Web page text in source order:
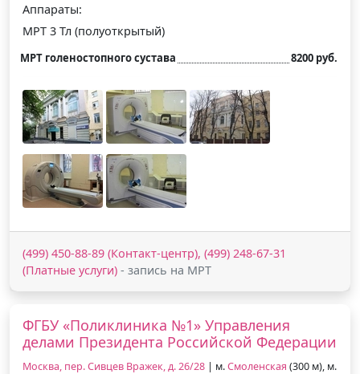
Аппараты:
МРТ 3 Тл (полуоткрытый)
МРТ голеностопного сустава 8200 руб.
(499) 450-88-89 (Контакт-центр), (499) 248-67-31
(Платные услуги) - запись на МРТ
ФГБУ «Поликлиника №1» Управления
делами Президента Российской Федерации
Москва, пер. Сивцев Вражек, д. 26/28 | м.Смоленская (300 м), м.